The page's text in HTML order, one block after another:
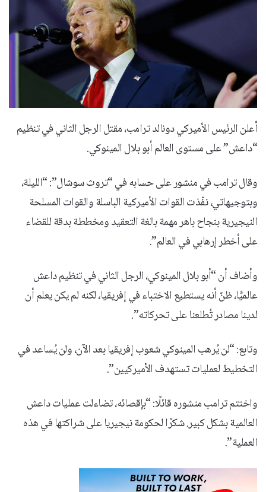
أعلن الرئيس الأميركي دونالد ترامب، مقتل الرجل الثاني في تنظيم
“داعش” على مستوى العالم أبو بلال المينوكي.
وقال ترامب في منشور على حسابه في “تروث سوشال”: “الليلة،
وبتوجيهاتي، نفّذت القوات الأميركية الباسلة والقوات المسلحة
النيجيرية بنجاح باهر مهمة بالغة التعقيد ومخططة بدقة للقضاء
على أخطر إرهابي في العالم”.
وأضاف أن “أبو بلال المينوكي، الرجل الثاني في تنظيم داعش
عالميًّا، ظنّ أنه يستطيع الاختباء في إفريقيا، لكنه لم يكن يعلم أن
لدينا مصادر تُطلعنا على تحركاته”.
وتابع: “لن يُرهب المينوكي شعوب إفريقيا بعد الآن، ولن يُساعد في
التخطيط لعمليات تستهدف الأميركيين”.
واختتم ترامب منشوره قائلًا: “بإقصائه، تضاءلت عمليات داعش
العالمية بشكل كبير. شكرًا لحكومة نيجيريا على شراكتها في هذه
العملية”.